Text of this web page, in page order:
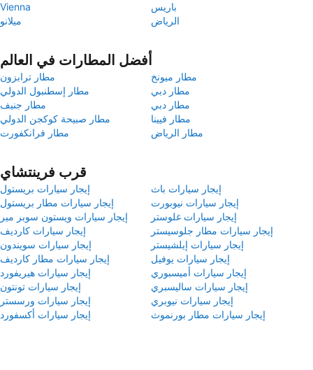
Vienna
باريس
ميلانو
الرياض
أفضل المطارات في العالم
مطار ترابزون
مطار ميونخ
مطار إسطنبول الدولي
مطار دبي
مطار جنيف
مطار دبي
مطار صبيحة كوكجن الدولي
مطار فيينا
مطار فرانكفورت
مطار الرياض
قرب فرينتشاي
إيجار سيارات بريستول
إيجار سيارات باث
إيجار سيارات مطار بريستول
إيجار سيارات نيوبورت
إيجار سيارات ويستون سوبر مير
إيجار سيارات غلوستر
إيجار سيارات كارديف
إيجار سيارات مطار جلوسيستر
إيجار سيارات سويندون
إيجار سيارات إيلشيستر
إيجار سيارات مطار كارديف
إيجار سيارات يوفيل
إيجار سيارات هيريفورد
إيجار سيارات أميسبوري
إيجار سيارات تونتون
إيجار سيارات ساليسبري
إيجار سيارات ورسستر
إيجار سيارات نيوبري
إيجار سيارات أكسفورد
إيجار سيارات مطار بورنموث